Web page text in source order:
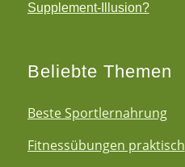
Supplement-Illusion?
Beliebte Themen
Beste Sportlernahrung
Fitnessübungen praktisch